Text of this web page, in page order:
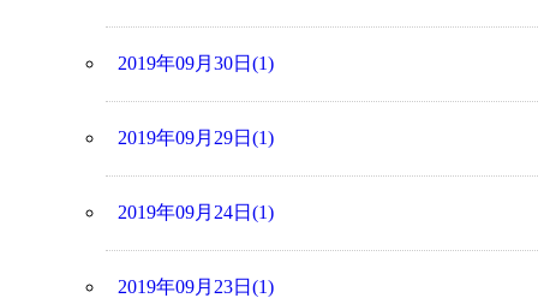
2019年09月30日(1)
2019年09月29日(1)
2019年09月24日(1)
2019年09月23日(1)